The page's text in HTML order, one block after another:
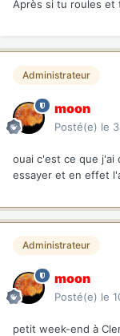
Après si tu roules et
Administrateur
moon
Posté(e) le
ouai c'est ce que j'ai
essayer et en effet
Administrateur
moon
Posté(e) le
petit week-end à